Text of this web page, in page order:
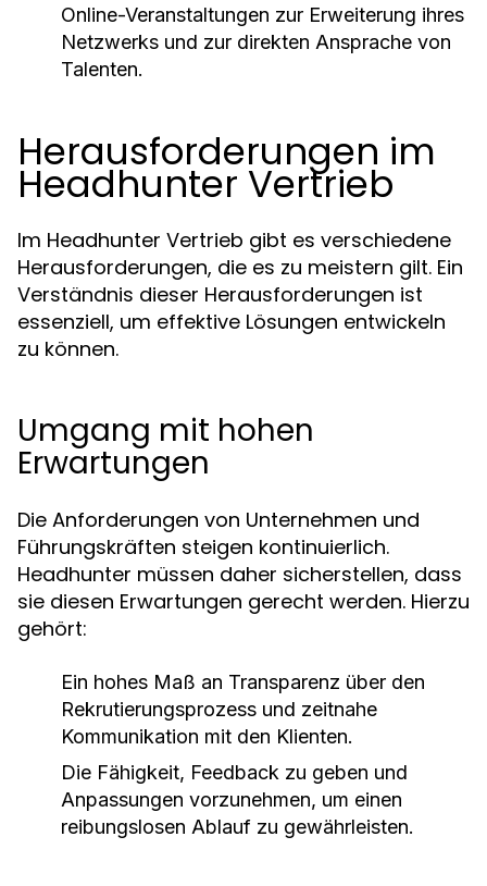
Online-Veranstaltungen zur Erweiterung ihres
Netzwerks und zur direkten Ansprache von
Talenten.
Herausforderungen im
Headhunter Vertrieb
Im Headhunter Vertrieb gibt es verschiedene
Herausforderungen, die es zu meistern gilt. Ein
Verständnis dieser Herausforderungen ist
essenziell, um effektive Lösungen entwickeln
zu können.
Umgang mit hohen
Erwartungen
Die Anforderungen von Unternehmen und
Führungskräften steigen kontinuierlich.
Headhunter müssen daher sicherstellen, dass
sie diesen Erwartungen gerecht werden. Hierzu
gehört:
Ein hohes Maß an Transparenz über den
Rekrutierungsprozess und zeitnahe
Kommunikation mit den Klienten.
Die Fähigkeit, Feedback zu geben und
Anpassungen vorzunehmen, um einen
reibungslosen Ablauf zu gewährleisten.